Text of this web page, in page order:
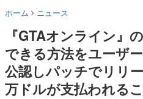
名作ゲームクリエイタ
きます。
赫本
この物語を解いては
の形をした短編ホラー
「ラクーンシティ総合病院」へ
ホーム ニュース
『GTAオンライン』
できる方法をユーザ
公認しパッチでリリ
万ドルが支払われる